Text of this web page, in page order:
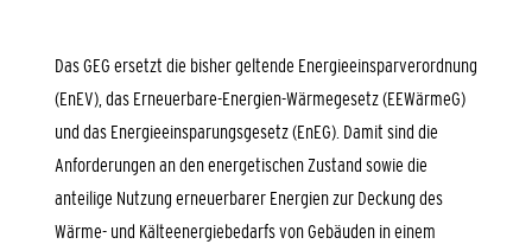
Das GEG ersetzt die bisher geltende Energieeinsparverordnung
(EnEV), das Erneuerbare-Energien-Wärmegesetz (EEWärmeG)
und das Energieeinsparungsgesetz (EnEG). Damit sind die
Anforderungen an den energetischen Zustand sowie die
anteilige Nutzung erneuerbarer Energien zur Deckung des
Wärme- und Kälteenergiebedarfs von Gebäuden in einem